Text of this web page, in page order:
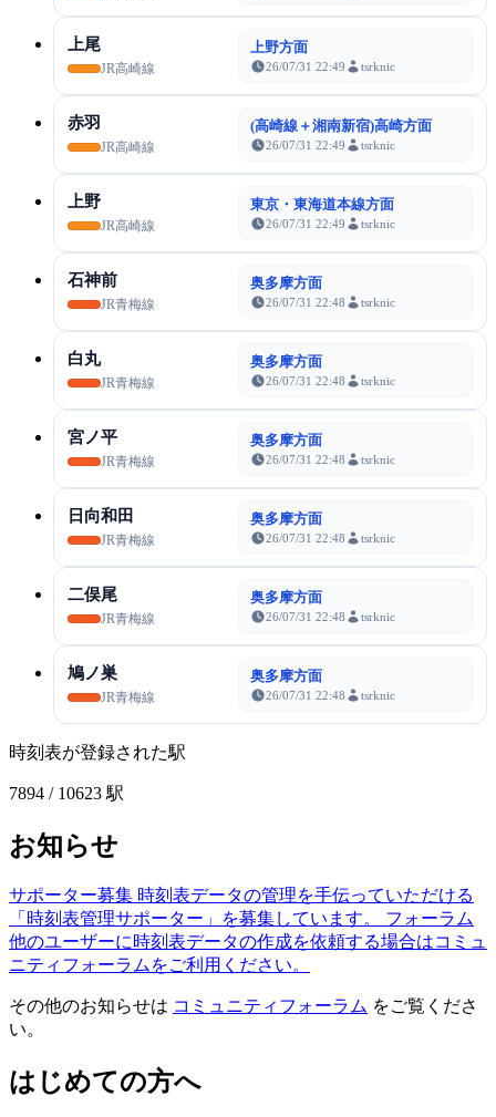
上尾
JR高崎線
上野方面
26/07/31 22:49 tsrknic
赤羽
JR高崎線
(高崎線＋湘南新宿)高崎方面
26/07/31 22:49 tsrknic
上野
JR高崎線
東京・東海道本線方面
26/07/31 22:49 tsrknic
石神前
JR青梅線
奥多摩方面
26/07/31 22:48 tsrknic
白丸
JR青梅線
奥多摩方面
26/07/31 22:48 tsrknic
宮ノ平
JR青梅線
奥多摩方面
26/07/31 22:48 tsrknic
日向和田
JR青梅線
奥多摩方面
26/07/31 22:48 tsrknic
二俣尾
JR青梅線
奥多摩方面
26/07/31 22:48 tsrknic
鳩ノ巣
JR青梅線
奥多摩方面
26/07/31 22:48 tsrknic
時刻表が登録された駅
7894 / 10623 駅
お知らせ
サポーター募集 時刻表データの管理を手伝っていただける
「時刻表管理サポーター」を募集しています。
フォーラム
他のユーザーに時刻表データの作成を依頼する場合はコミュ
ニティフォーラムをご利用ください。
その他のお知らせは コミュニティフォーラム をご覧くださ
い。
はじめての方へ